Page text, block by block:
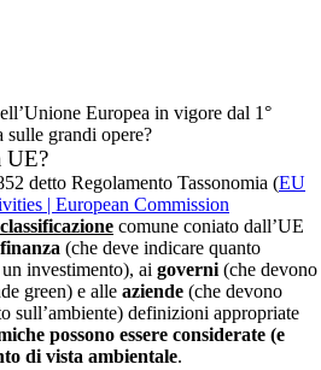
Europea in vigore dal 1°
sulle grandi opere?
UE?
detto Regolamento Tassonomia (EU
| European Commission
comune coniato dall’UE
(che deve indicare quanto
investimento), ai governi (che devono
green) e alle aziende (che devono
sull’ambiente) definizioni appropriate
possono essere considerate (e
di vista ambientale.